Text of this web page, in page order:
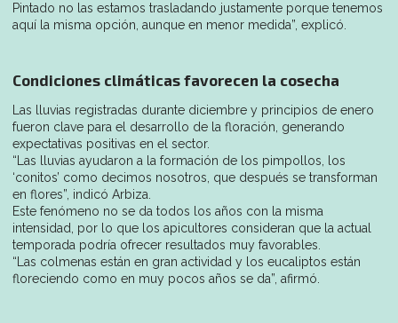
Pintado no las estamos trasladando justamente porque tenemos
aquí la misma opción, aunque en menor medida”, explicó.
Condiciones climáticas favorecen la cosecha
Las lluvias registradas durante diciembre y principios de enero
fueron clave para el desarrollo de la floración, generando
expectativas positivas en el sector.
“Las lluvias ayudaron a la formación de los pimpollos, los
‘conitos’ como decimos nosotros, que después se transforman
en flores”, indicó Arbiza.
Este fenómeno no se da todos los años con la misma
intensidad, por lo que los apicultores consideran que la actual
temporada podría ofrecer resultados muy favorables.
“Las colmenas están en gran actividad y los eucaliptos están
floreciendo como en muy pocos años se da”, afirmó.